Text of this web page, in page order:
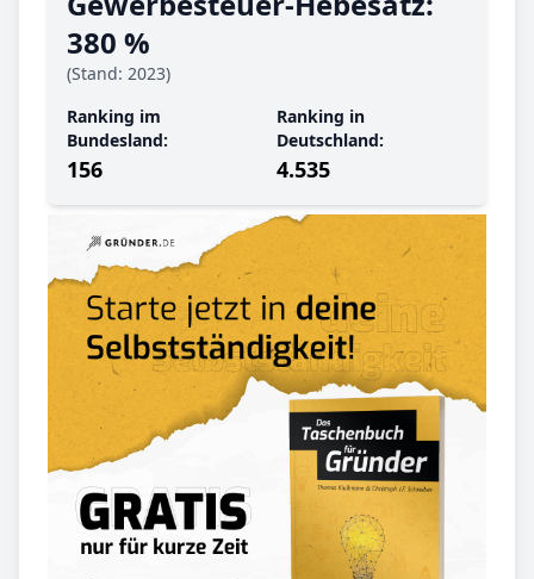
380 %
(Stand: 2023)
Ranking im
Bundesland:
156
Ranking in
Deutschland:
4.535